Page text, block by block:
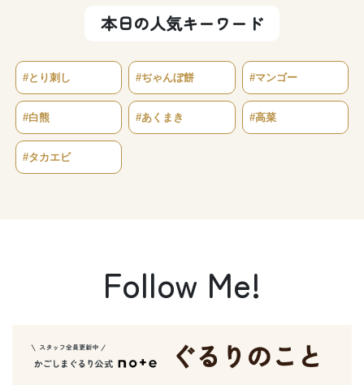
本日の人気キーワード
#とり刺し #ぢゃんぼ餅 #マンゴー
#白熊 #あくまき #高菜
#タカエビ
Follow Me!